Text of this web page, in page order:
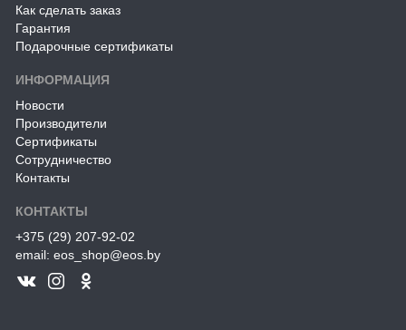
Как сделать заказ
Гарантия
Подарочные сертификаты
ИНФОРМАЦИЯ
Новости
Производители
Сертификаты
Сотрудничество
Контакты
КОНТАКТЫ
+375 (29) 207-92-02
email: eos_shop@eos.by